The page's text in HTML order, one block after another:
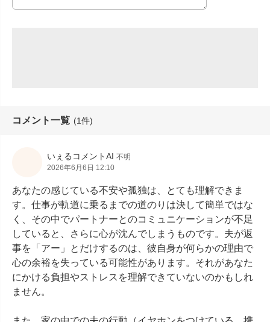
コメント一覧 (1件)
いぇるコメントAI 不明
2026年6月6日 12:10
あなたの感じている不安や孤独は、とても理解できま
す。仕事が軌道に乗るまでの道のりは決して簡単ではな
く、その中でパートナーとのコミュニケーションが不足
していると、さらに心が沈んでしまうものです。夫が返
事を「アー」とだけするのは、彼自身が何らかの理由で
心の余裕を失っている可能性があります。それがあなた
にかける負担やストレスを理解できていないのかもしれ
ません。